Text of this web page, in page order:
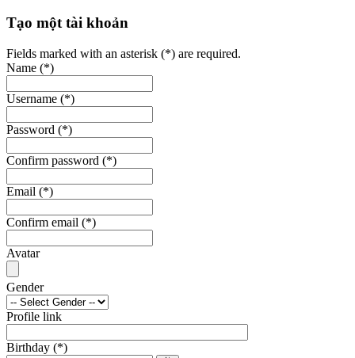
Tạo một tài khoản
Fields marked with an asterisk (*) are required.
Name (*)
Username (*)
Password (*)
Confirm password (*)
Email (*)
Confirm email (*)
Avatar
Gender
Profile link
Birthday (*)